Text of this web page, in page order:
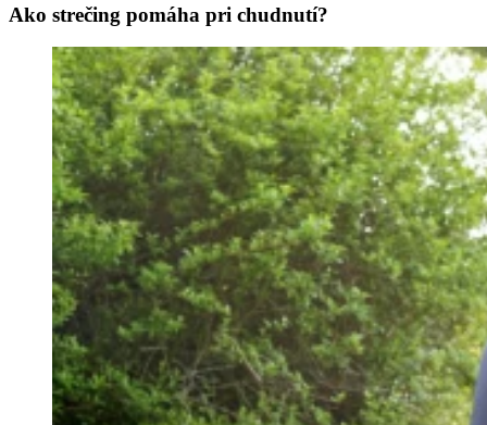
Ako strečing pomáha pri chudnutí?